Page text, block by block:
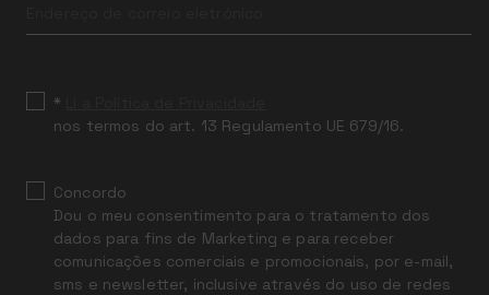
field
*
nos termos do art. 13 Regulamento UE 679/16.
Concordo
Dou o meu consentimento para o tratamento dos
dados para fins de Marketing e para receber
comunicações comerciais e promocionais, por e-mail,
sms e newsletter, inclusive através do uso de redes